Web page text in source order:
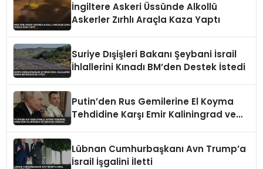
İngiltere Askeri Üssünde Alkollü
Askerler Zırhlı Araçla Kaza Yaptı
Suriye Dışişleri Bakanı Şeybani İsrail
İhlallerini Kınadı BM’den Destek İstedi
Putin’den Rus Gemilerine El Koyma
Tehdidine Karşı Emir Kaliningrad ve
Lübnan Cumhurbaşkanı Avn Trump’a
İsrail İşgalini İletti